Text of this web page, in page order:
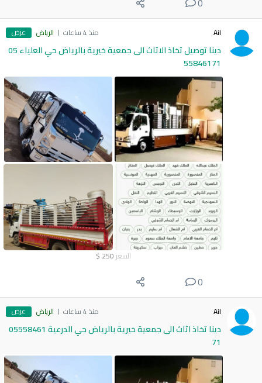
Ail منذ 4 ساعات الرياض عرض
دينا توصيل تخاذ الاثاث الى جمعية خيرية بالرياض حي العلياء 05
55846171
السعر 250
$
0
Ail منذ 4 ساعات الرياض عرض
دينا تخاذ اثاث الى جمعية خيرية بالرياض حي الدرعية 05558461
71